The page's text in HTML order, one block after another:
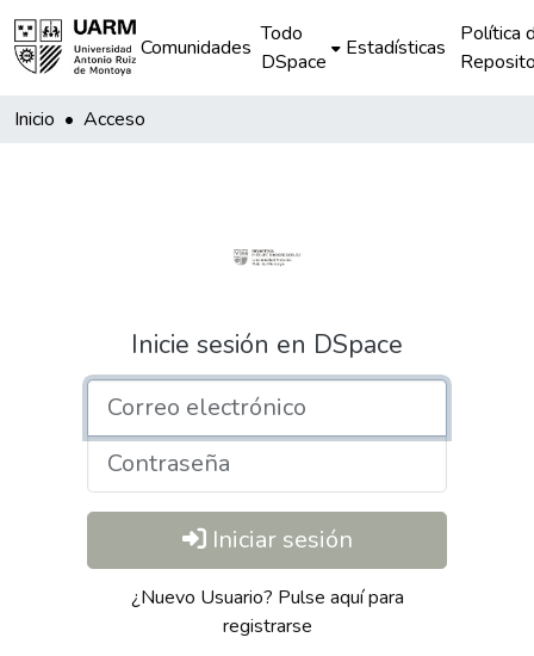
Comunidades
Todo
DSpace
Estadísticas
Política
Inicio Acceso
Inicie sesión en DSpace
Iniciar sesión
¿Nuevo Usuario? Pulse aquí para
registrarse